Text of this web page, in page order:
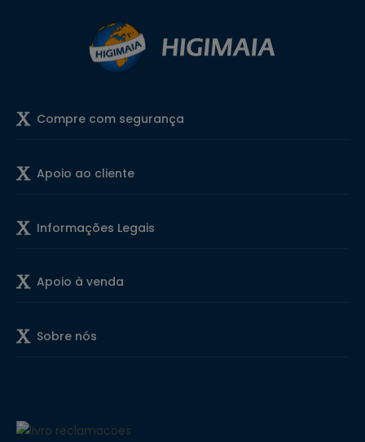
Compre com segurança
Apoio ao cliente
Informações Legais
Apoio à venda
Sobre nós